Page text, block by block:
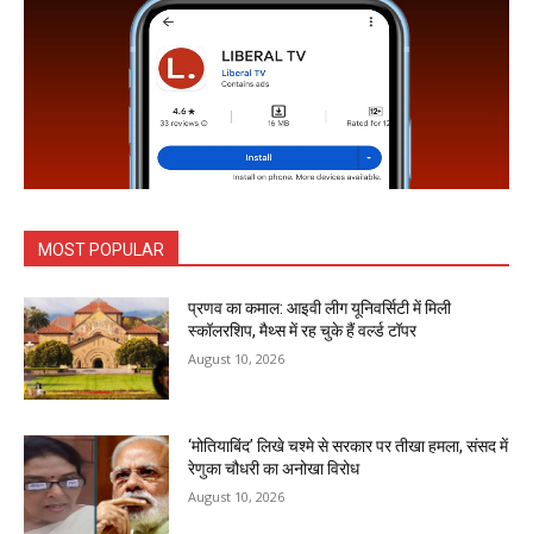
MOST POPULAR
प्रणव का कमाल: आइवी लीग यूनिवर्सिटी में मिली
स्कॉलरशिप, मैथ्स में रह चुके हैं वर्ल्ड टॉपर
August 10, 2026
‘मोतियाबिंद’ लिखे चश्मे से सरकार पर तीखा हमला, संसद में
रेणुका चौधरी का अनोखा विरोध
August 10, 2026